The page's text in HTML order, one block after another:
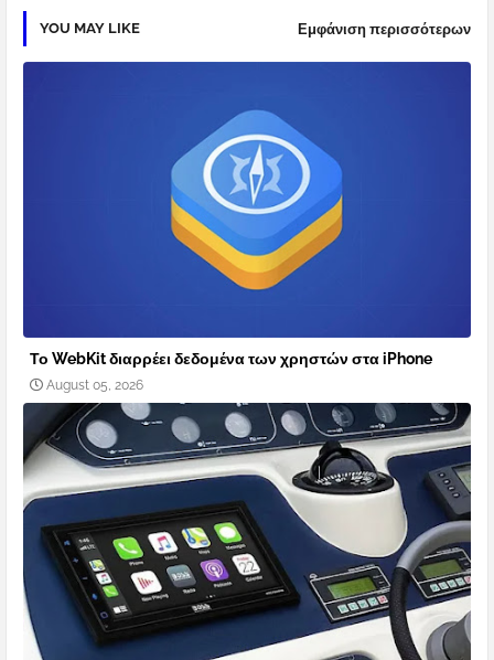
YOU MAY LIKE Εμφάνιση περισσότερων
Το WebKit διαρρέει δεδομένα των χρηστών στα iPhone
August 05, 2026